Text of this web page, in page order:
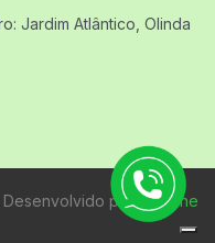
Jardim Atlântico, Olinda
por:Raifone